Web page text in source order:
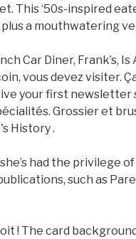
This ‘50s-inspired
plus a mouthwatering
Car Diner, Frank’s,
vous devez visiter.
your first newsletter
Grossier et
History .
had the privilege
such as
! The card